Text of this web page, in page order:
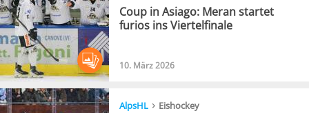
Coup in Asiago: Meran startet
furios ins Viertelfinale
10. März 2026
AlpsHL › Eishockey